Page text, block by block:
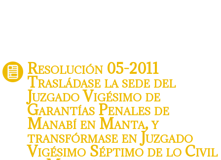
Resolución 05-2011
Trasládase la sede del
Juzgado Vigésimo de
Garantías Penales de
Manabí en Manta, y
transfórmase en Juzgado
Vigésimo Séptimo de lo Civil